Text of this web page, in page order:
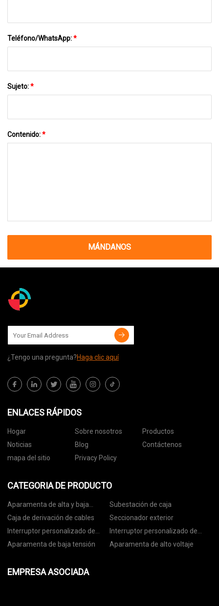
Teléfono/WhatsApp:*
Sujeto:*
Contenido:*
MÁNDANOS
¿Tengo una pregunta?Haga clic aquí
ENLACES RÁPIDOS
Hogar Sobre nosotros
Productos
Noticias
Blog
Contáctenos
mapa del sitio
Privacy Policy
CATEGORIA DE PRODUCTO
Aparamenta de alta y baja
tensión
Subestación de caja
Caja de derivación de cables
Seccionador exterior
Interruptor personalizado de
10kv
Interruptor personalizado de
35kv
Aparamenta de baja tensión Aparamenta de alto voltaje
EMPRESA ASOCIADA